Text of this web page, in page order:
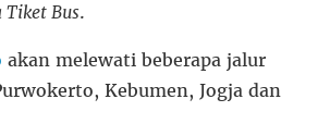
Tiket Bus.
akan melewati beberapa jalur
Kebumen, Jogja dan